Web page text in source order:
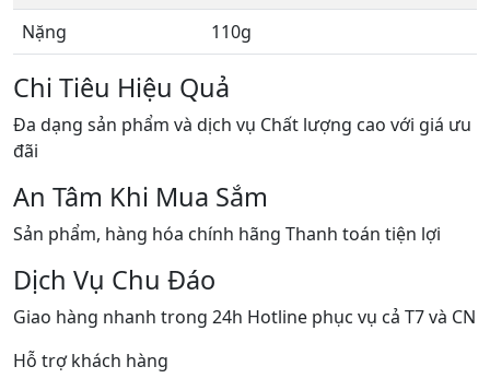
Nặng
110g
Chi Tiêu Hiệu Quả
Đa dạng sản phẩm và dịch vụ Chất lượng cao với giá ưu
đãi
An Tâm Khi Mua Sắm
Sản phẩm, hàng hóa chính hãng Thanh toán tiện lợi
Dịch Vụ Chu Đáo
Giao hàng nhanh trong 24h Hotline phục vụ cả T7 và CN
Hỗ trợ khách hàng